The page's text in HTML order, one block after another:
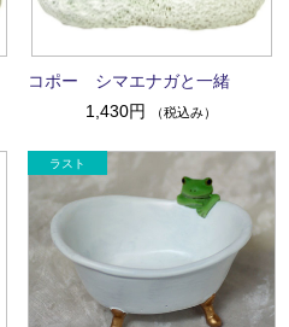
コポー シマエナガと一緒
1,430円
（税込み）